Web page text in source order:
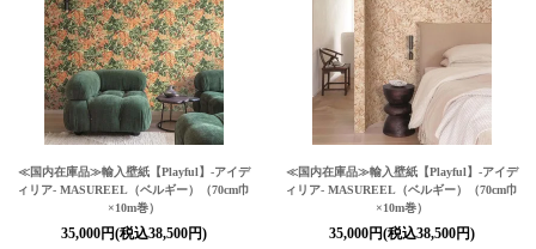
≪国内在庫品≫輸入壁紙【Playful】 -アイデ
ィリア- MASUREEL（ベルギー）（70cm巾
×10m巻）
35,000円(税込38,500円)
≪国内在庫品≫輸入壁紙【Playful】 -アイデ
ィリア- MASUREEL（ベルギー）（70cm巾
×10m巻）
35,000円(税込38,500円)